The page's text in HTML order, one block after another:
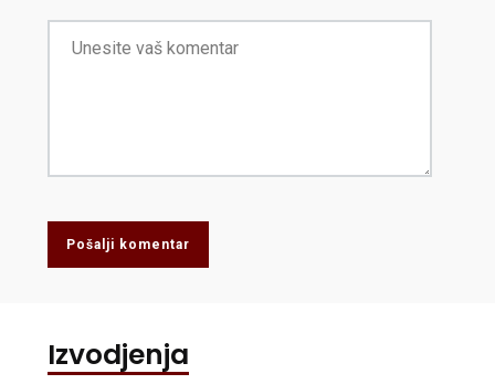
Pošalji komentar
Izvodjenja